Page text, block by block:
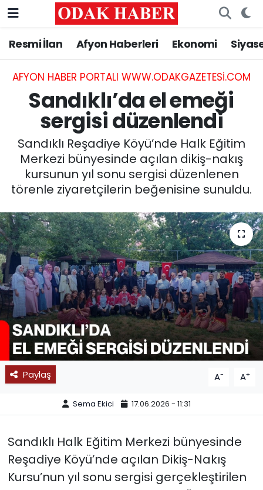
Resmi İlan Afyon Haberleri Ekonomi
AFYON HABER PORTALI WWW.ODAKGAZETESI.COM
Sandıklı’da el emeği
sergisi düzenlendi
Sandıklı Reşadiye Köyü’nde Halk Eğitim
Merkezi bünyesinde açılan dikiş-nakış
kursunun yıl sonu sergisi düzenlenen
törenle ziyaretçilerin beğenisine sunuldu.
Paylaş A- A+
Sema Ekici 17.06.2026 - 11:31
Sandıklı Halk Eğitim Merkezi bünyesinde
Reşadiye Köyü’nde açılan Dikiş-Nakış
Kursu’nun yıl sonu sergisi gerçekleştirilen
AFYONKARAHİSAR HABERLERİ
Resmi İlan
ASAYİŞ
GÜNCEL
SİYASET
EĞİTİM
MAGAZİN
SAĞLIK
SPOR
11:11 MANŞET
Afyonkarahisar Nöbetçi Eczaneler
Afyonkarahisar Hava Durumu
Afyonkarahisar Namaz Vakitleri
Afyonkarahisar Trafik Yoğunluk Haritası
Süper Lig Puan Durumu ve Fikstür
Tüm Manşetler
Son Dakika Haberleri
Haber Arşivi